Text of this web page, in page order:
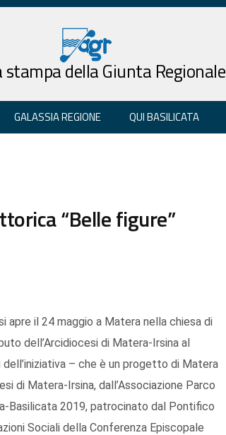
stampa della Giunta Regionale
GALASSIA REGIONE QUI BASILICATA
“Belle figure”
apre il 24 maggio a Matera nella chiesa di
dell’Arcidiocesi di Matera-Irsina al
– che è un progetto di Matera
di Matera-Irsina, dall’Associazione Parco
Basilicata 2019, patrocinato dal Pontifico
Sociali della Conferenza Episcopale